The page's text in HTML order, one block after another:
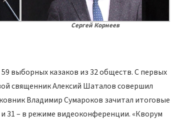
Сергей Корнеев
выборных казаков из 32 обществ. С первых
священник Алексий Шаталов совершил
Владимир Сумароков зачитал итоговые
31 – в режиме видеоконференции. «Кворум